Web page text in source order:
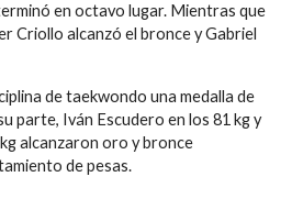
en octavo lugar. Mientras que
Criollo alcanzó el bronce y Gabriel
de taekwondo una medalla de
parte, Iván Escudero en los 81 kg y
alcanzaron oro y bronce
de pesas.